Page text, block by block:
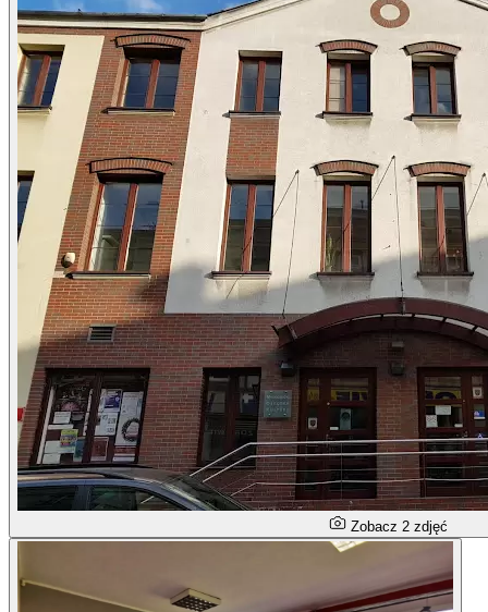
Zobacz 2 zdjęć